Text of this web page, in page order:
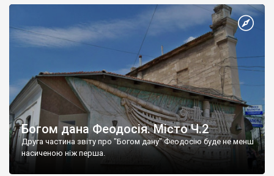
Богом дана Феодосія. Місто Ч.2
Друга частина звіту про "Богом дану" Феодосію буде не менш
насиченою ніж перша.